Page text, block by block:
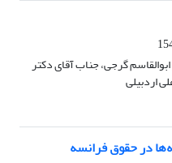
گرجی، جناب آقای دکتر
اردبیلی
در حقوق فرانسه